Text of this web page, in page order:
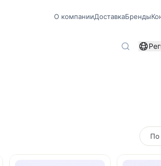
О компанииДоставкаБренды